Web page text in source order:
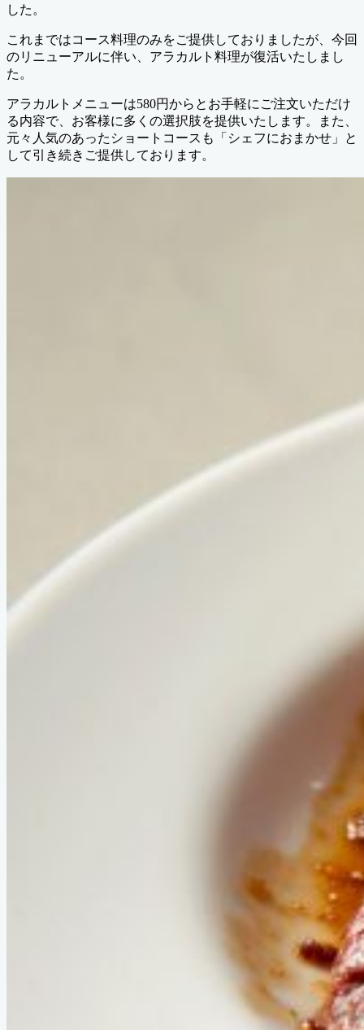
した。
これまではコース料理のみをご提供しておりましたが、今回
のリニューアルに伴い、アラカルト料理が復活いたしまし
た。
アラカルトメニューは580円からとお手軽にご注文いただけ
る内容で、お客様に多くの選択肢を提供いたします。また、
元々人気のあったショートコースも「シェフにおまかせ」と
して引き続きご提供しております。